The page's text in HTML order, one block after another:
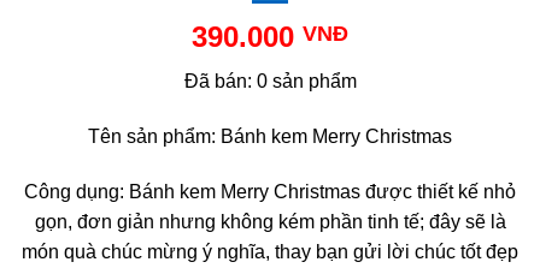
390.000 VNĐ
Đã bán: 0 sản phẩm
Tên sản phẩm: Bánh kem Merry Christmas
Công dụng: Bánh kem Merry Christmas được thiết kế nhỏ
gọn, đơn giản nhưng không kém phần tinh tế; đây sẽ là
món quà chúc mừng ý nghĩa, thay bạn gửi lời chúc tốt đẹp